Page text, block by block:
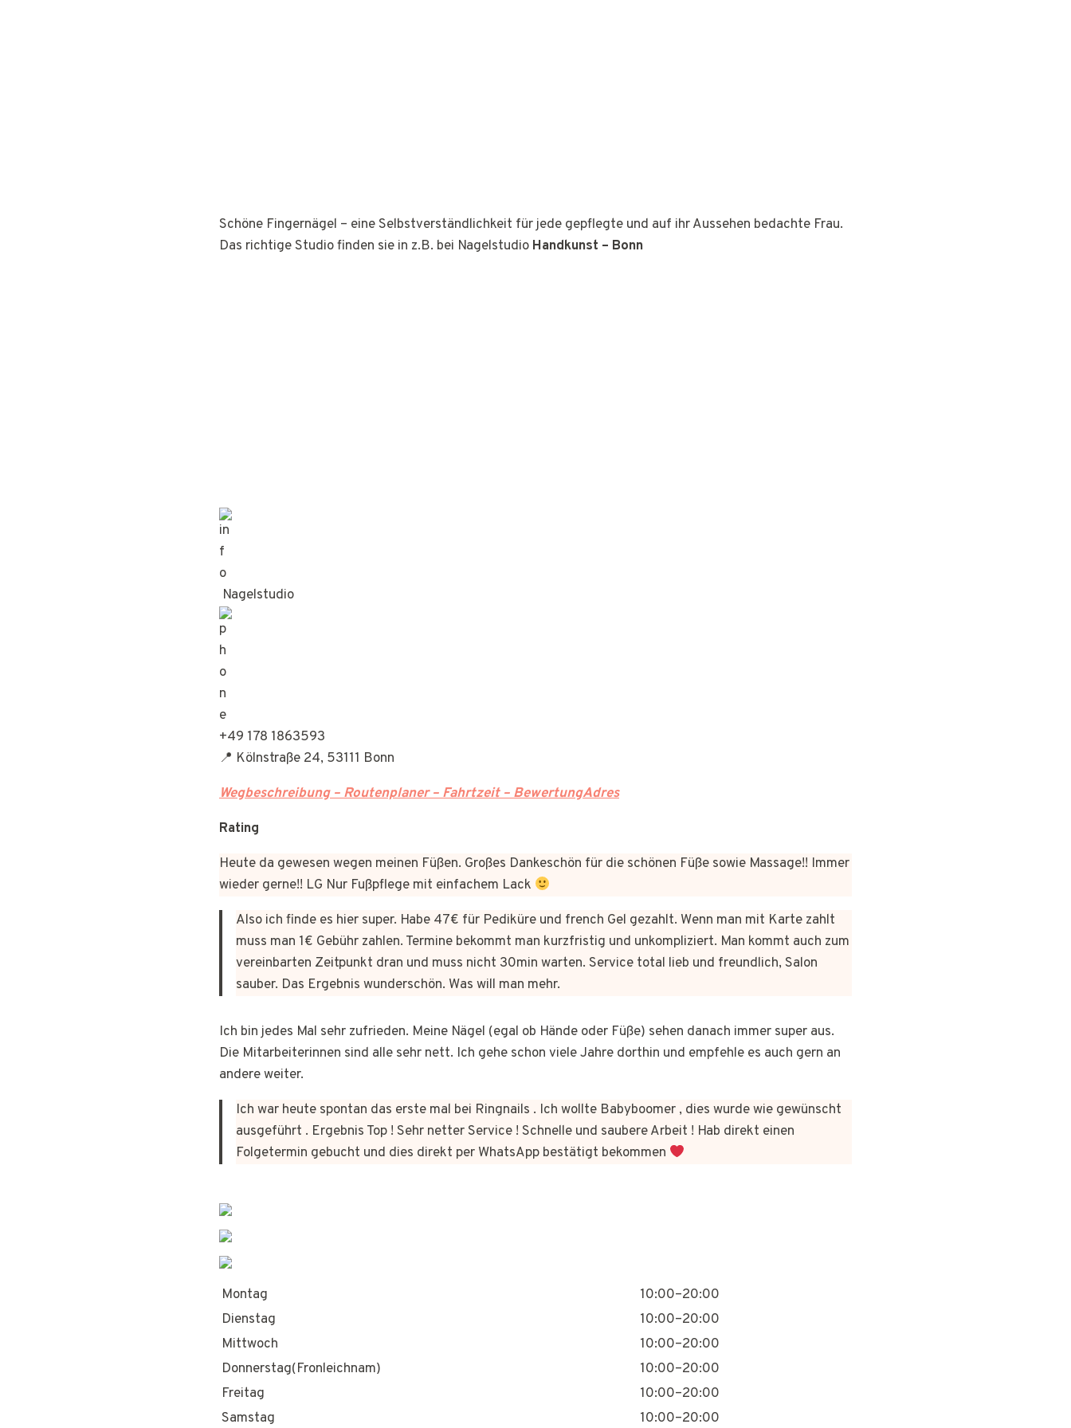
Schöne Fingernägel – eine Selbstverständlichkeit für jede gepflegte und auf ihr Aussehen bedachte Frau.
Das richtige Studio finden sie in z.B. bei Nagelstudio Handkunst – Bonn
Nagelstudio
+49 178 1863593
📍 Kölnstraße 24, 53111 Bonn
Wegbeschreibung – Routenplaner – Fahrtzeit – BewertungAdres
Rating
Heute da gewesen wegen meinen Füßen. Großes Dankeschön für die schönen Füße sowie Massage!! Immer
wieder gerne!! LG Nur Fußpflege mit einfachem Lack
Also ich finde es hier super. Habe 47€ für Pediküre und french Gel gezahlt. Wenn man mit Karte zahlt
muss man 1€ Gebühr zahlen. Termine bekommt man kurzfristig und unkompliziert. Man kommt auch zum
vereinbarten Zeitpunkt dran und muss nicht 30min warten. Service total lieb und freundlich, Salon
sauber. Das Ergebnis wunderschön. Was will man mehr.
Ich bin jedes Mal sehr zufrieden. Meine Nägel (egal ob Hände oder Füße) sehen danach immer super aus.
Die Mitarbeiterinnen sind alle sehr nett. Ich gehe schon viele Jahre dorthin und empfehle es auch gern an
andere weiter.
Ich war heute spontan das erste mal bei Ringnails . Ich wollte Babyboomer , dies wurde wie gewünscht
ausgeführt . Ergebnis Top ! Sehr netter Service ! Schnelle und saubere Arbeit ! Hab direkt einen
Folgetermin gebucht und dies direkt per WhatsApp bestätigt bekommen
Montag
10:00–20:00
Dienstag
10:00–20:00
Mittwoch
10:00–20:00
Donnerstag(Fronleichnam)
10:00–20:00
Freitag
10:00–20:00
Samstag
10:00–20:00